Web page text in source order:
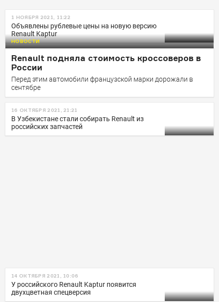
Renault возобновил сборку
кроссоверов в России
Московский завод французской марки находился в
простое с 28 февраля
1 НОЯБРЯ 2021, 11:22
Объявлены рублевые цены на новую версию
Renault Kaptur
НОВОСТИ
Renault подняла стоимость кроссоверов в
России
Перед этим автомобили французской марки дорожали в
сентябре
16 ОКТЯБРЯ 2021, 21:21
В Узбекистане стали собирать Renault из
российских запчастей
14 ОКТЯБРЯ 2021, 10:06
У российского Renault Kaptur появится
двухцветная спецверсия